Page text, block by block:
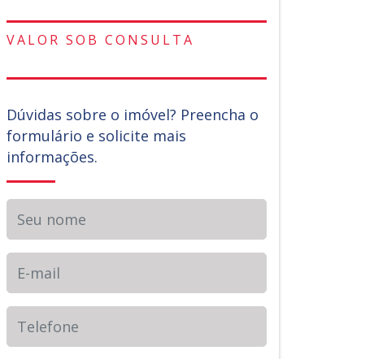
VALOR SOB CONSULTA
Dúvidas sobre o imóvel? Preencha o
formulário e solicite mais
informações.
Telefone